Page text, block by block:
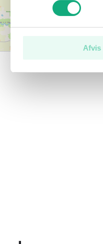
Afvis
i træ med tag af
med terrasse.
som forbruger.